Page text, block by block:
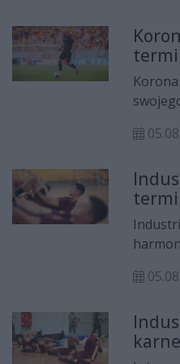
Alska
6.
Płock
trzy